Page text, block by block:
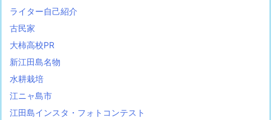
ライター自己紹介
古民家
大柿高校PR
新江田島名物
水耕栽培
江ニャ島市
江田島インスタ・フォトコンテスト